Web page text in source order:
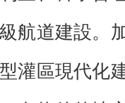
航道建設。
灌區現代化